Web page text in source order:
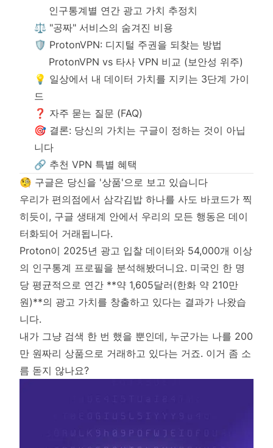
인구통계별 연간 광고 가치 추정치
⚖️ "공짜" 서비스의 숨겨진 비용
🛡️ ProtonVPN: 디지털 주권을 되찾는 방법
ProtonVPN vs 타사 VPN 비교 (보안성 위주)
💡 일상에서 내 데이터 가치를 지키는 3단계 가이
드
❓ 자주 묻는 질문 (FAQ)
🎯 결론: 당신의 가치는 구글이 정하는 것이 아닙
니다
🔗 추천 VPN 특별 혜택
🧐 구글은 당신을 '상품'으로 보고 있습니다
우리가 편의점에서 삼각김밥 하나를 사도 바코드가 찍
히듯이, 구글 생태계 안에서 우리의 모든 행동은 데이
터화되어 거래됩니다.
Proton이 2025년 광고 입찰 데이터와 54,000개 이상
의 인구통계 프로필을 분석해봤더니요. 미국인 한 명
당 평균적으로 연간 **약 1,605달러(한화 약 210만
원)**의 광고 가치를 창출하고 있다는 결과가 나왔습
니다.
내가 그냥 검색 한 번 했을 뿐인데, 누군가는 나를 200
만 원짜리 상품으로 거래하고 있다는 거죠. 이거 좀 소
름 돋지 않나요?